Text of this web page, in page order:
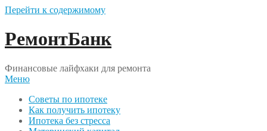
Перейти к содержимому
РемонтБанк
Финансовые лайфхаки для ремонта
Меню
Советы по ипотеке
Как получить ипотеку
Ипотека без стресса